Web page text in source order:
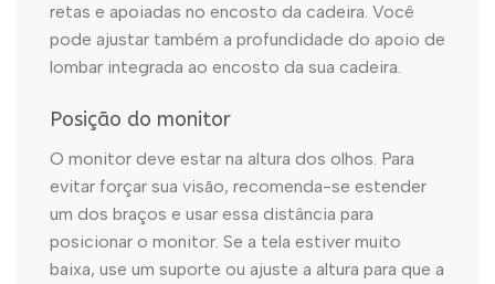
retas e apoiadas no encosto da cadeira. Você
pode ajustar também a profundidade do apoio de
lombar integrada ao encosto da sua cadeira.
Posição do monitor
O monitor deve estar na altura dos olhos. Para
evitar forçar sua visão, recomenda-se estender
um dos braços e usar essa distância para
posicionar o monitor. Se a tela estiver muito
baixa, use um suporte ou ajuste a altura para que a